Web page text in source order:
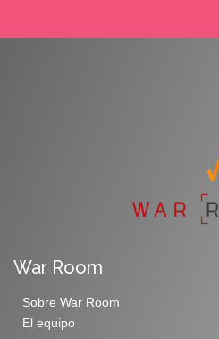
War Room
Sobre War Room
El equipo